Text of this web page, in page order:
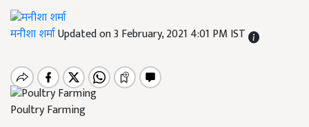
मनीशा शर्माUpdated on 3 February, 2021 4:01 PM IST
Poultry Farming